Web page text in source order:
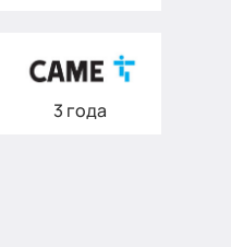
3 года